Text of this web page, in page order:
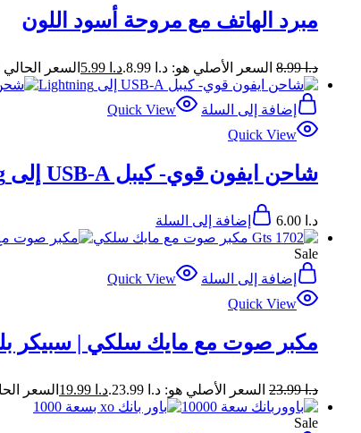
مبرد الهاتف مع مروحة أسود اللون
د.ا8.99 السعر الأصلي هو: د.ا 8.99. د.ا السعر الحالي هو:
إضافة إلى السلة
Quick View
Quick View
شاحن ايفون قوي- كيبل USB-A إلى Lightning
د.ا إضافة إلى السلة
Sale
إضافة إلى السلة
Quick View
Quick View
مكبر صوت مع مايك سلكي | سبيكر
د.ا23.99 السعر الأصلي هو: د.ا 23.99. د.ا السعر
Sale